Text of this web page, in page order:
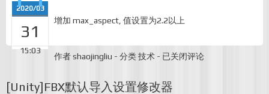
2020/03
31
15:03
增加 max_aspect, 值设置为2.2以上
作者shaojingliu - 分类技术 - [Unity]Androd
全
已关闭评论
[Unity]FBX默认导入设置修改器